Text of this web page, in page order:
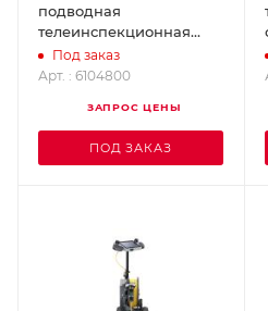
подводная
телеинспекционная
ситема PIPE-VIEW
6104800
Под заказ
Арт. : 6104800
ЗАПРОС ЦЕНЫ
ПОД ЗАКАЗ